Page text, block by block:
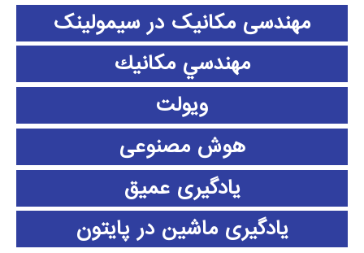
مهندسی مکانیک در سیمولینک
مهندسي مكانيك
ویولت
هوش مصنوعی
یادگیری عمیق
یادگیری ماشین در پایتون